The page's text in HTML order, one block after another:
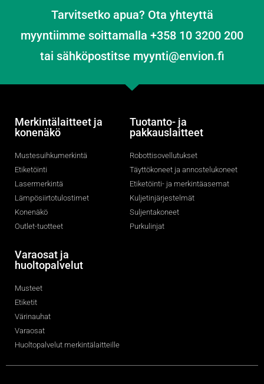
Tarvitsetko apua? Ota yhteyttä
myyntiimme soittamalla +358 10 3200 200
tai sähköpostitse myynti@envion.fi
Merkintälaitteet ja
konenäkö
Mustesuihkumerkintä
Etiketöinti
Lasermerkintä
Lämpösiirtotulostimet
Konenäkö
Outlet-tuotteet
Tuotanto- ja
pakkauslaitteet
Robottisovellutukset
Täyttökoneet ja annostelukoneet
Etiketöinti- ja merkintäasemat
Kuljetinjärjestelmät
Suljentakoneet
Purkulinjat
Varaosat ja
huoltopalvelut
Musteet
Etiketit
Värinauhat
Varaosat
Huoltopalvelut merkintälaitteille